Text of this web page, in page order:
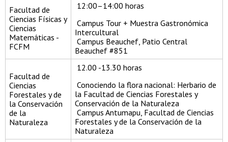
Facultad de
Ciencias Físicas y
Ciencias
Matemáticas -
FCFM
12:00–14:00 horas
Campus Tour + Muestra Gastronómica
Intercultural
Campus Beauchef, Patio Central
Beauchef #851
Facultad de
Ciencias
Forestales y de
la Conservación
de la
Naturaleza
12.00 -13.30 horas
Conociendo la flora nacional: Herbario de
la Facultad de Ciencias Forestales y
Conservación de la Naturaleza
Campus Antumapu, Facultad de Ciencias
Forestales y de la Conservación de la
Naturaleza